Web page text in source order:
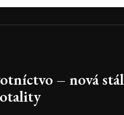
– nová